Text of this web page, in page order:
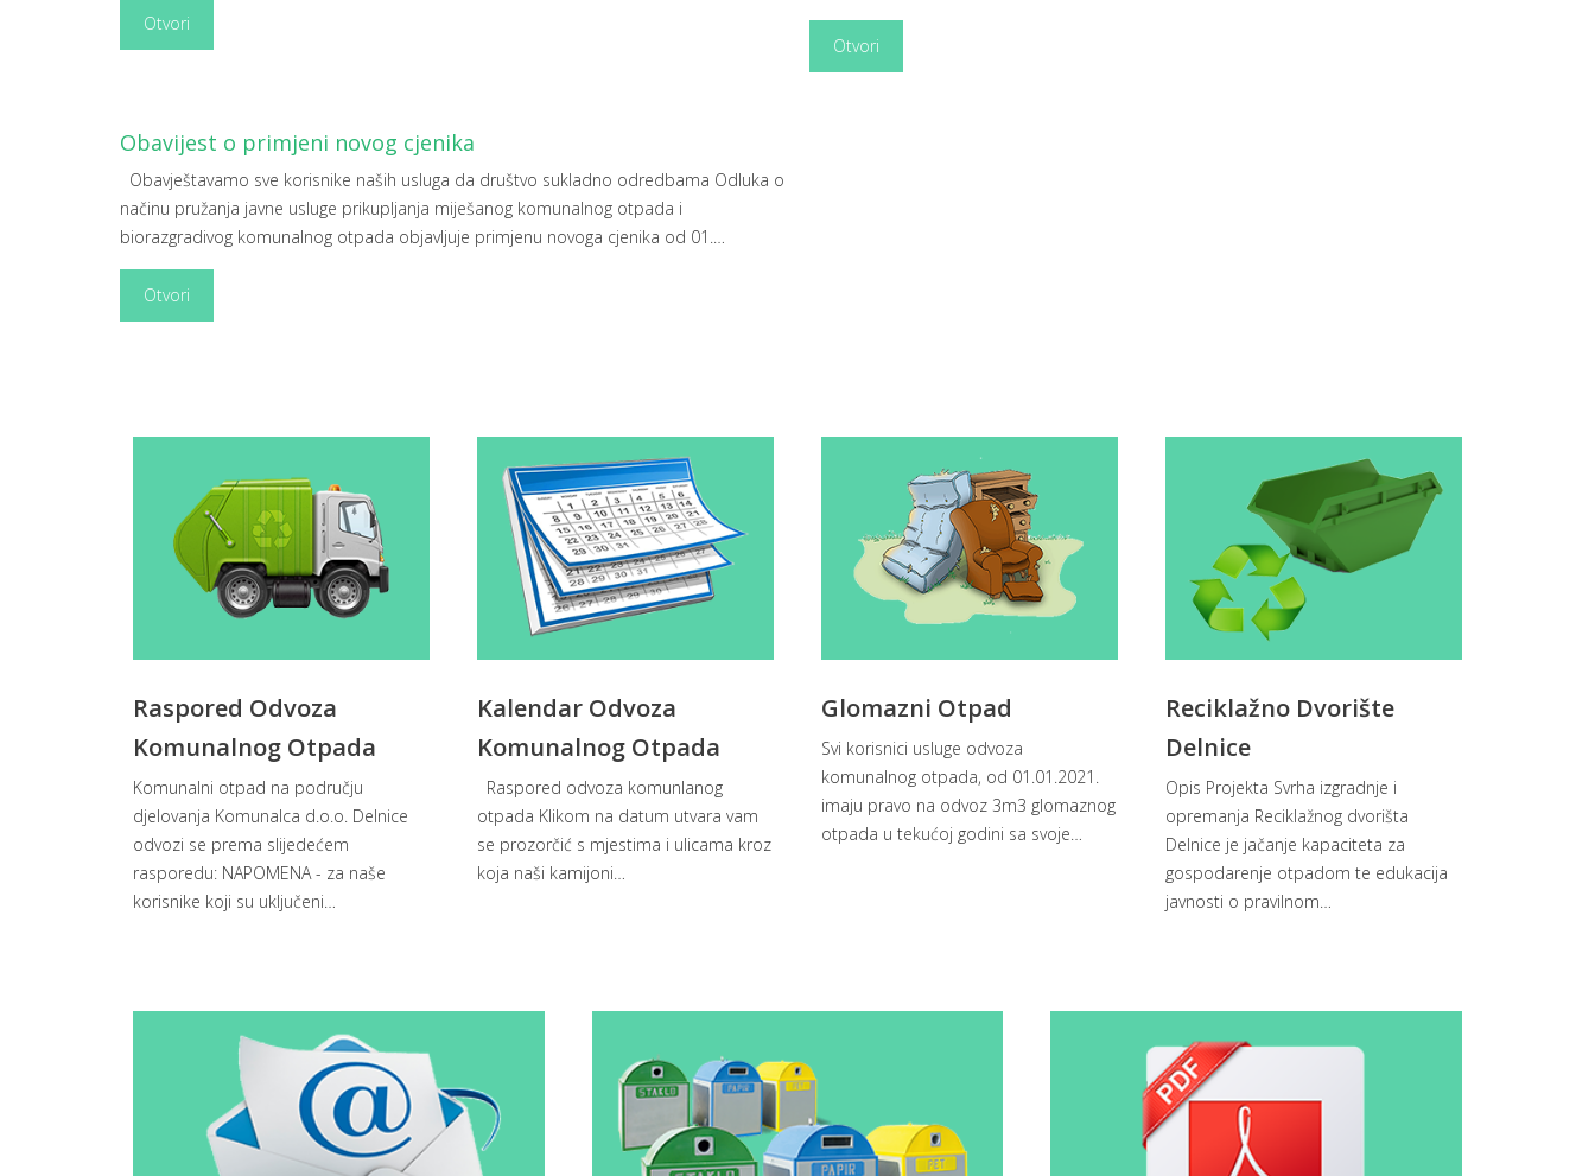
Otvori
Otvori
Obavijest o primjeni novog cjenika
Obavještavamo sve korisnike naših usluga da društvo sukladno odredbama Odluka o
načinu pružanja javne usluge prikupljanja miješanog komunalnog otpada i
biorazgradivog komunalnog otpada objavljuje primjenu novoga cjenika od 01.…
Otvori
Raspored Odvoza
Komunalnog Otpada
Komunalni otpad na području
djelovanja Komunalca d.o.o. Delnice
odvozi se prema slijedećem
rasporedu: NAPOMENA - za naše
korisnike koji su uključeni…
Kalendar Odvoza
Komunalnog Otpada
Raspored odvoza komunlanog
otpada Klikom na datum utvara vam
se prozorčić s mjestima i ulicama kroz
koja naši kamijoni…
Glomazni Otpad
Svi korisnici usluge odvoza
komunalnog otpada, od 01.01.2021.
imaju pravo na odvoz 3m3 glomaznog
otpada u tekućoj godini sa svoje…
Reciklažno Dvorište
Delnice
Opis Projekta Svrha izgradnje i
opremanja Reciklažnog dvorišta
Delnice je jačanje kapaciteta za
gospodarenje otpadom te edukacija
javnosti o pravilnom…